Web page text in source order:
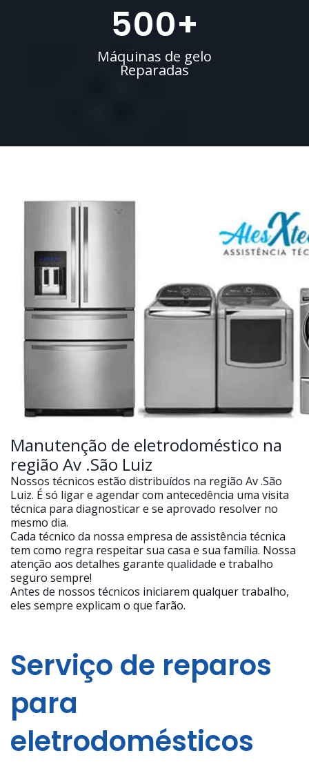
500+
Máquinas de gelo
Reparadas
Manutenção de eletrodoméstico na
região Av .São Luiz
Nossos técnicos estão distribuídos na região Av .São
Luiz. É só ligar e agendar com antecedência uma visita
técnica para diagnosticar e se aprovado resolver no
mesmo dia.
Cada técnico da nossa empresa de assistência técnica
tem como regra respeitar sua casa e sua família. Nossa
atenção aos detalhes garante qualidade e trabalho
seguro sempre!
Antes de nossos técnicos iniciarem qualquer trabalho,
eles sempre explicam o que farão.
Serviço de reparos
para
eletrodomésticos